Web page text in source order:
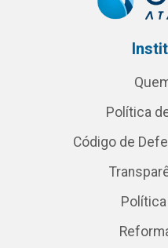
Política
Código de